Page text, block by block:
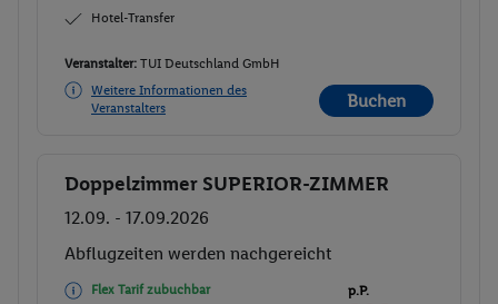
Hotel-Transfer
Veranstalter: TUI Deutschland GmbH
Weitere Informationen des
Veranstalters
Buchen
Buchen
Doppelzimmer SUPERIOR-ZIMMER
12.09. - 17.09.2026
Abflugzeiten werden nachgereicht
Flex Tarif zubuchbar p.P.